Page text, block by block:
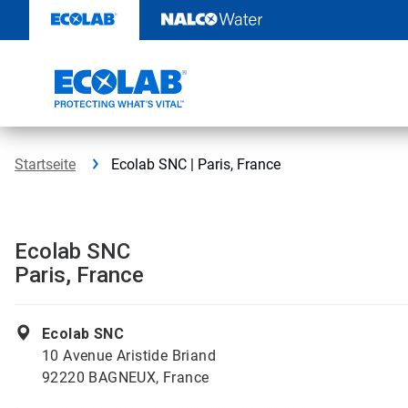
Inhalt
Startseite Ecolab SNC | Paris, France
Ecolab SNC
Paris, France
Ecolab SNC
10 Avenue Aristide Briand
92220 BAGNEUX, France